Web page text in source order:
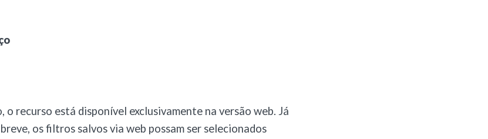
o recurso está disponível exclusivamente na versão web. Já
os filtros salvos via web possam ser selecionados